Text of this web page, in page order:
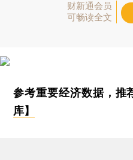
财新通会员
可畅读全文
参考重要经济数据，推
库】